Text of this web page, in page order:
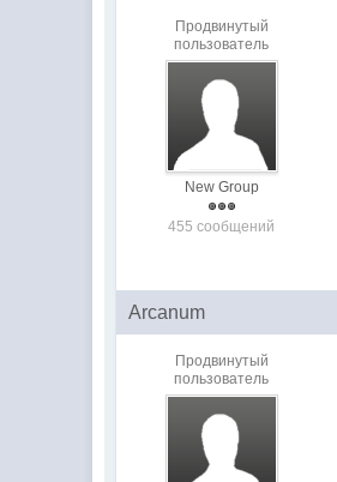
Продвинутый
пользователь
New Group
455 сообщений
Arcanum
Продвинутый
пользователь